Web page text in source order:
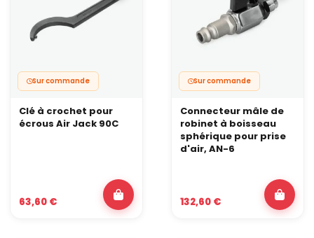
Sur commande
Clé à crochet pour
écrous Air Jack 90C
63,60 €
Sur commande
Connecteur mâle de
robinet à boisseau
sphérique pour prise
d'air, AN-6
132,60 €